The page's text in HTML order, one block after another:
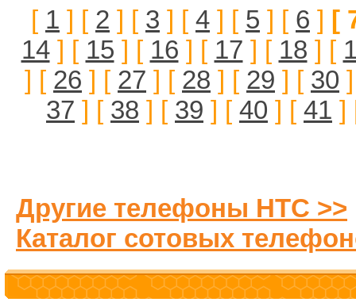
[ 1 ] [ 2 ] [ 3 ] [ 4 ] [ 5 ] [ 6 ] [
14] [ 15 ] [ 16 ] [ 17 ] [ 18 ] [
] [ 26 ] [ 27 ] [ 28 ] [ 29 ] [ 30
37 ] [ 38 ] [ 39 ] [ 40 ] [ 41 ]
Другие телефоны HTC >>
Каталог сотовых